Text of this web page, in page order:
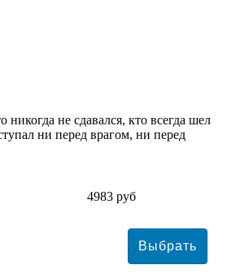
никогда не сдавался, кто всегда шел
ни перед врагом, ни перед
4983 руб